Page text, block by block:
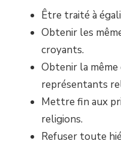
Être traité à
Obtenir les
croyants.
Obtenir la
représentants
Mettre fin aux
religions.
Refuser toute